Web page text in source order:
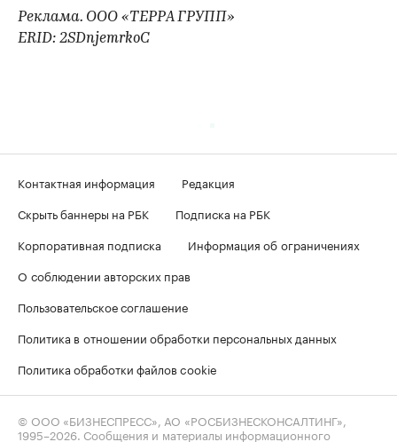
Реклама. ООО «ТЕРРА ГРУПП»
ERID: 2SDnjemrkoC
Контактная информация
Редакция
Скрыть баннеры на РБК
Подписка на РБК
Корпоративная подписка
Информация об ограничениях
О соблюдении авторских прав
Пользовательское соглашение
Политика в отношении обработки персональных данных
Политика обработки файлов cookie
© ООО «БИЗНЕСПРЕСС», АО «РОСБИЗНЕСКОНСАЛТИНГ»,
1995–2026 . Сообщения и материалы информационного